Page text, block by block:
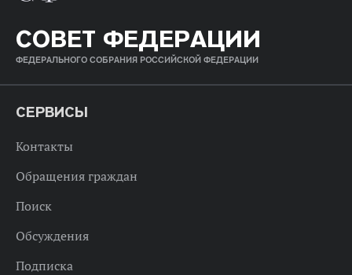
СОВЕТ ФЕДЕРАЦИИ
ФЕДЕРАЛЬНОГО СОБРАНИЯ РОССИЙСКОЙ ФЕДЕРАЦИИ
СЕРВИСЫ
Контакты
Обращения граждан
Поиск
Обсуждения
Подписка